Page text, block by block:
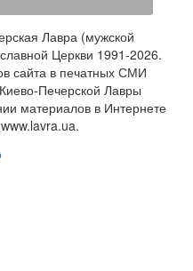
Лавра (мужской
Церкви 1991-2026.
сайта в печатных СМИ
Печерской Лавры
материалов в Интернете